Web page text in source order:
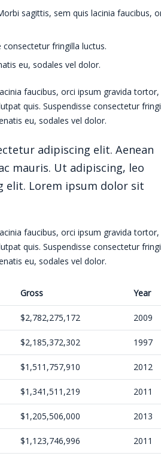
sagittis, sem quis lacinia faucibus,
fringilla luctus.
eu, sodales vel dolor.
faucibus, orci ipsum gravida tortor,
quis. Suspendisse consectetur
eu, sodales vel dolor.
adipiscing elit. Aenean
mauris. Ut adipiscing, leo
elit. Lorem ipsum dolor sit
faucibus, orci ipsum gravida tortor,
quis. Suspendisse consectetur
eu, sodales vel dolor.
Gross Year
$2,782,275,172 2009
$2,185,372,302 1997
$1,511,757,910 2012
$1,341,511,219 2011
$1,205,506,000 2013
$1,123,746,996 2011